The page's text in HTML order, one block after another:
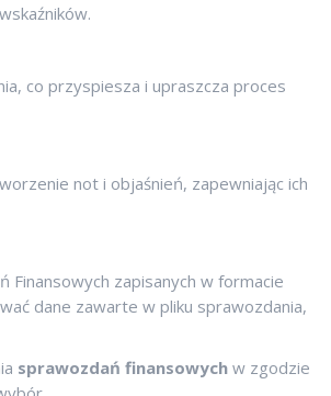
co przyspiesza i upraszcza proces
not i objaśnień, zapewniając ich
Finansowych zapisanych w formacie
dane zawarte w pliku sprawozdania,
sprawozdań finansowych w zgodzie